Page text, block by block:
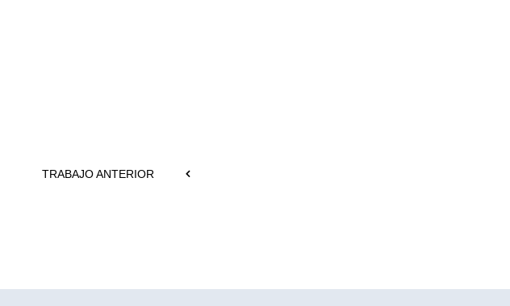
TRABAJO ANTERIOR